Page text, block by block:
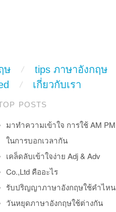
ษ
tips ภาษาอังกฤษ
เกี่ยวกับเรา
POSTS
มาทำความเข้าใจ การใช้ AM PM
ในการบอกเวลากัน
เคล็ดลับเข้าใจง่าย Adj & Adv
Co.,Ltd คืออะไร
รับปริญญาภาษาอังกฤษใช้คำไหน
วันหยุดภาษาอังกฤษใช้ต่างกัน